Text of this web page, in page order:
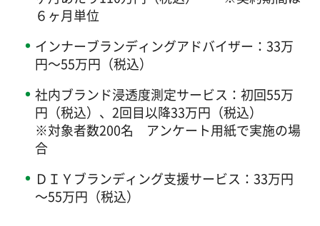
６ヶ月単位
インナーブランディングアドバイザー：33万
円～55万円（税込）
社内ブランド浸透度測定サービス：初回55万
円（税込）、2回目以降33万円（税込）
※対象者数200名 アンケート用紙で実施の場
合
ＤＩＹブランディング支援サービス：33万円
～55万円（税込）